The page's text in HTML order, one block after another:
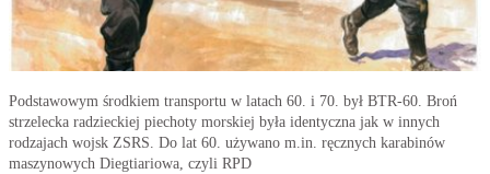
Podstawowym środkiem transportu w latach 60. i 70. był BTR-60. Broń
strzelecka radzieckiej piechoty morskiej była identyczna jak w innych
rodzajach wojsk ZSRS. Do lat 60. używano m.in. ręcznych karabinów
maszynowych Diegtiariowa, czyli RPD